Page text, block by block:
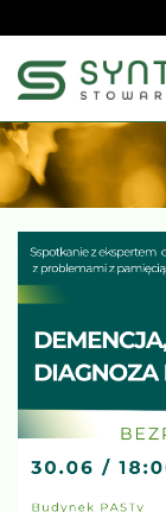
i
dalej?
-
SYNTONIA